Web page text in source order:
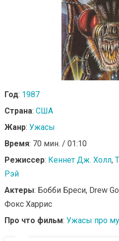
Год: 1987
Страна: США
Жанр: Ужасы
Время: 70 мин. / 01:10
Режиссер: Кеннет Дж. Холл,
Рэй
Актеры: Бобби Бреси, Drew
Фокс Харрис
Про что фильм: Ужасы про